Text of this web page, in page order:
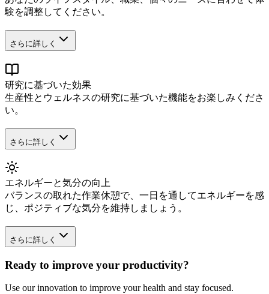
験を調整してください。
さらに詳しく
研究に基づいた効果
生産性とウェルネスの研究に基づいた機能をお楽しみくださ
い。
さらに詳しく
エネルギーと気分の向上
バランスの取れた作業休憩で、一日を通してエネルギーを感
じ、ポジティブな気分を維持しましょう。
さらに詳しく
Ready to improve your productivity?
Use our innovation to improve your health and stay focused.